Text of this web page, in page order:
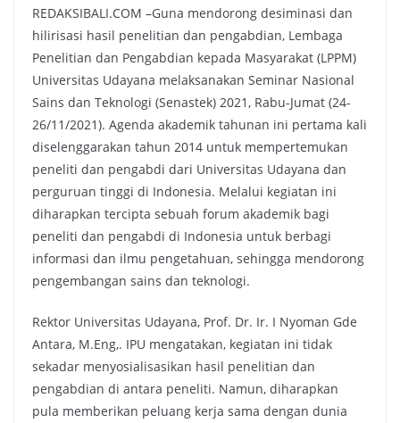
REDAKSIBALI.COM –Guna mendorong desiminasi dan
hilirisasi hasil penelitian dan pengabdian, Lembaga
Penelitian dan Pengabdian kepada Masyarakat (LPPM)
Universitas Udayana melaksanakan Seminar Nasional
Sains dan Teknologi (Senastek) 2021, Rabu-Jumat (24-
26/11/2021). Agenda akademik tahunan ini pertama kali
diselenggarakan tahun 2014 untuk mempertemukan
peneliti dan pengabdi dari Universitas Udayana dan
perguruan tinggi di Indonesia. Melalui kegiatan ini
diharapkan tercipta sebuah forum akademik bagi
peneliti dan pengabdi di Indonesia untuk berbagi
informasi dan ilmu pengetahuan, sehingga mendorong
pengembangan sains dan teknologi.
Rektor Universitas Udayana, Prof. Dr. Ir. I Nyoman Gde
Antara, M.Eng,. IPU mengatakan, kegiatan ini tidak
sekadar menyosialisasikan hasil penelitian dan
pengabdian di antara peneliti. Namun, diharapkan
pula memberikan peluang kerja sama dengan dunia